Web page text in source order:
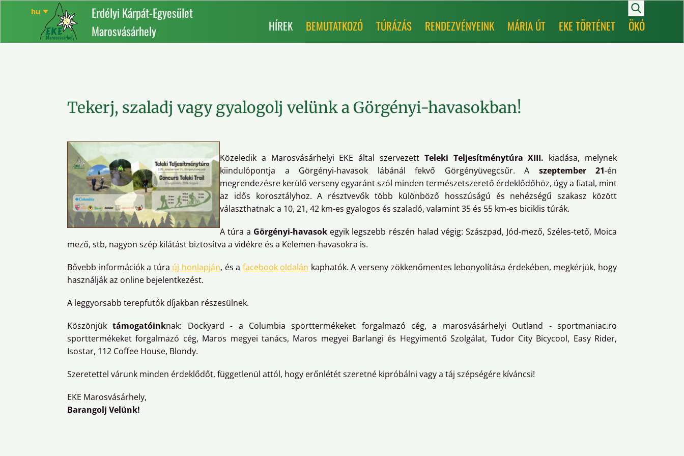
Erdélyi Kárpát-Egyesület
Marosvásárhely
HÍREK BEMUTATKOZÓ TÚRÁZÁS RENDEZVÉNYEINK MÁRIA ÚT EKE TÖRTÉNET ÖKÓ
Tekerj, szaladj vagy gyalogolj velünk a Görgényi-havasokban!
Közeledik a Marosvásárhelyi EKE által szervezett Teleki Teljesítménytúra XIII. kiadása, melynek
kiindulópontja a Görgényi-havasok lábánál fekvő Görgényüvegcsűr. A szeptember 21-én
megrendezésre kerülő verseny egyaránt szól minden természetszerető érdeklődőhöz, úgy a fiatal, mint
az idős korosztályhoz. A résztvevők több különböző hosszúságú és nehézségű szakasz között
választhatnak: a 10, 21, 42 km-es gyalogos és szaladó, valamint 35 és 55 km-es biciklis túrák.
A túra a Görgényi-havasok egyik legszebb részén halad végig: Szászpad, Jód-mező, Széles-tető, Moica
mező, stb, nagyon szép kilátást biztosítva a vidékre és a Kelemen-havasokra is.
Bővebb információk a túra új honlapján, és a facebook oldalán kaphatók. A verseny zökkenőmentes lebonyolítása érdekében, megkérjük, hogy
használják az online bejelentkezést.
A leggyorsabb terepfutók díjakban részesülnek.
Köszönjük támogatóinknak: Dockyard - a Columbia sporttermékeket forgalmazó cég, a marosvásárhelyi Outland - sportmaniac.ro
sporttermékeket forgalmazó cég, Maros megyei tanács, Maros megyei Barlangi és Hegyimentő Szolgálat, Tudor City Bicycool, Easy Rider,
Isostar, 112 Coffee House, Blondy.
Szeretettel várunk minden érdeklődőt, függetlenül attól, hogy erőnlétét szeretné kipróbálni vagy a táj szépségére kíváncsi!
EKE Marosvásárhely,
Barangolj Velünk!